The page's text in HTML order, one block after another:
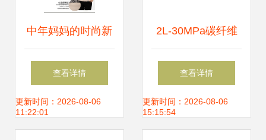
中年妈妈的时尚新
选择 2013秋冬新
款PU皮衣外套批发
查看详情
更新时间：2026-08-06
11:22:01
2L-30MPa碳纤维
气瓶 轻量化高压储
存的卓越选择
查看详情
更新时间：2026-08-06
15:15:54